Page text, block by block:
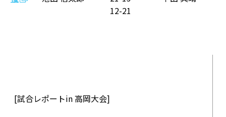
12-21
[試合レポートin 高岡大会]